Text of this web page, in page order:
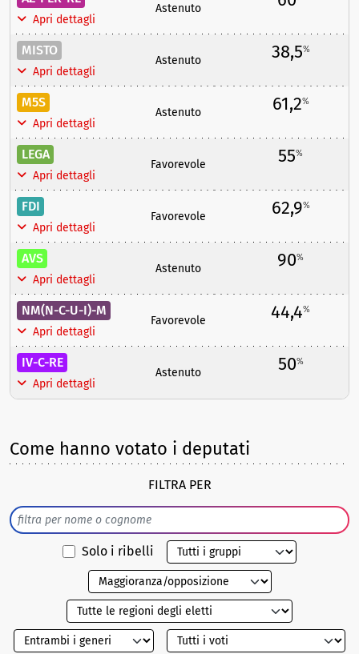
Apri dettagli
Astenuto
MISTO
Apri dettagli
Astenuto 38,5%
M5S
Apri dettagli
Astenuto 61,2%
LEGA
Apri dettagli
Favorevole 55%
FDI
Apri dettagli
Favorevole 62,9%
AVS
Apri dettagli
Astenuto 90%
NM(N-C-U-I)-M
Apri dettagli
Favorevole 44,4%
IV-C-RE
Apri dettagli
Astenuto 50%
Come hanno votato i deputati
FILTRA PER
Solo i ribelli